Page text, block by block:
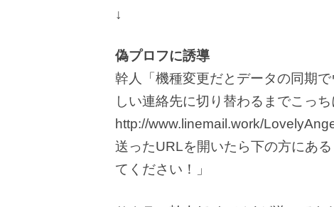
↓
偽プロフに誘導
幹人「機種変更だとデータの同期
しい連絡先に切り替わるまでこっち
http://www.linemail.work/
送ったURLを開いたら下の方にあ
てください！」